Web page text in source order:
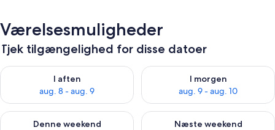
Værelsesmuligheder
Tjek tilgængelighed for disse datoer
I aften
aug. 8 - aug. 9
Tjek tilgængelighed for i aften aug. 8 - aug. 9
I morgen
aug. 9 - aug. 10
Tjek tilgængelighed for i
Denne weekend
Tjek tilgængelighed for denne weekend aug. 14 - aug. 16
Næste weekend
Tjek tilgængelighed for næste